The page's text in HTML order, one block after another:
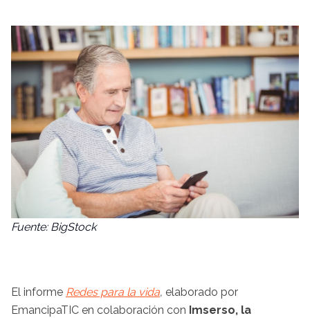
Fuente: BigStock
El informe Redes para la vida, elaborado por
EmancipaTIC en colaboración con Imserso, la